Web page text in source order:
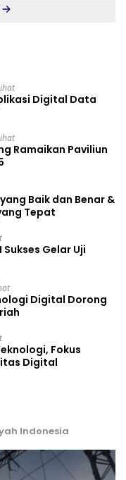
Digital Data
Ramaikan Paviliun
Baik dan Benar &
Tepat
Sukses Gelar Uji
Digital Dorong
Fokus
Digital
Indonesia